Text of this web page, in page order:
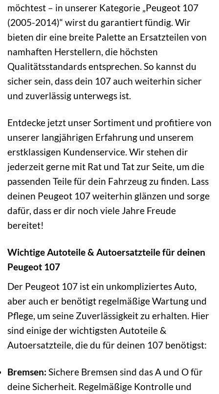
möchtest – in unserer Kategorie „Peugeot 107
(2005-2014)“ wirst du garantiert fündig. Wir
bieten dir eine breite Palette an Ersatzteilen von
namhaften Herstellern, die höchsten
Qualitätsstandards entsprechen. So kannst du
sicher sein, dass dein 107 auch weiterhin sicher
und zuverlässig unterwegs ist.
Entdecke jetzt unser Sortiment und profitiere von
unserer langjährigen Erfahrung und unserem
erstklassigen Kundenservice. Wir stehen dir
jederzeit gerne mit Rat und Tat zur Seite, um die
passenden Teile für dein Fahrzeug zu finden. Lass
deinen Peugeot 107 weiterhin glänzen und sorge
dafür, dass er dir noch viele Jahre Freude
bereitet!
Wichtige Autoteile & Autoersatzteile für deinen
Peugeot 107
Der Peugeot 107 ist ein unkompliziertes Auto,
aber auch er benötigt regelmäßige Wartung und
Pflege, um seine Zuverlässigkeit zu erhalten. Hier
sind einige der wichtigsten Autoteile &
Autoersatzteile, die du für deinen 107 benötigst:
Bremsen: Sichere Bremsen sind das A und O für
deine Sicherheit. Regelmäßige Kontrolle und